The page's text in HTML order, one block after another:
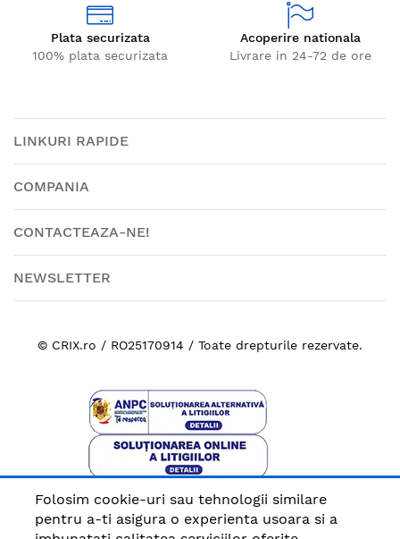
Plata securizata
100% plata securizata
Acoperire nationala
Livrare in 24-72 de ore
LINKURI RAPIDE
COMPANIA
CONTACTEAZA-NE!
NEWSLETTER
© CRIX.ro / RO25170914 / Toate drepturile rezervate.
Plata sigura cu
Folosim cookie-uri sau tehnologii similare
pentru a-ti asigura o experienta usoara si a